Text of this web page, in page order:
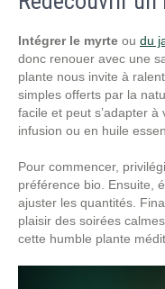
Intégrer le myrte ou du
donc renouer avec une
plante nous invite à
simples offerts par la
facile et peut s’adapter
infusion ou en huile
Pour commencer,
préférence bio. Ensuite,
ajuster les quantités.
plaisir des soirées
cette humble plante